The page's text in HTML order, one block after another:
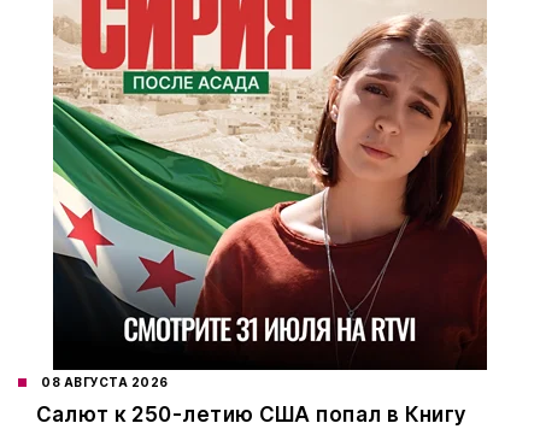
08 АВГУСТА 2026
Салют к 250-летию США попал в Книгу